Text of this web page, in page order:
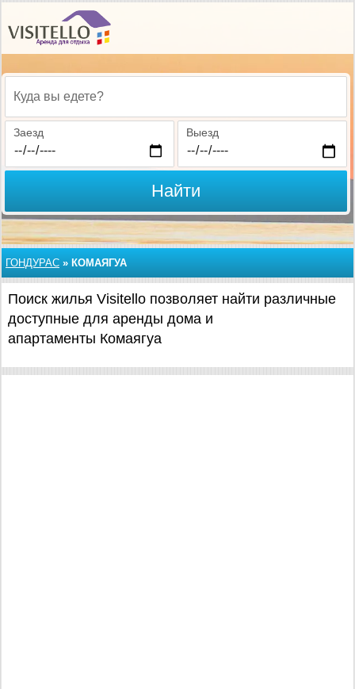
Куда вы едете?
Заезд Выезд
Найти
ГОНДУРАС » КОМАЯГУА
Поиск жилья Visitello позволяет найти различные
доступные для аренды дома и
апартаменты Комаягуа